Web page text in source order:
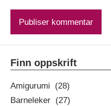
Finn oppskrift
Amigurumi (28)
Barneleker (27)